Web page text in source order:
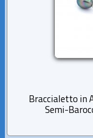
Braccialetto in
Semi-